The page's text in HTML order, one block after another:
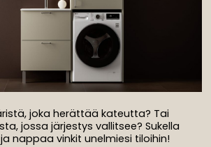
joka herättää kateutta? Tai
jossa järjestys vallitsee? Sukella
nappaa vinkit unelmiesi tiloihin!